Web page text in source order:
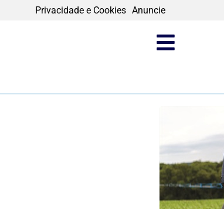
Privacidade e Cookies Anuncie